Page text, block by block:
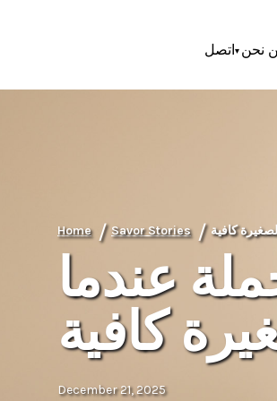
نحن اتصل
Home / Savor Stories /
عندما
كافية
December 21, 2025